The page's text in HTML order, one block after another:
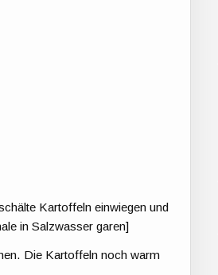
Kartoffeln einwiegen und
in Salzwasser garen]
Die Kartoffeln noch warm